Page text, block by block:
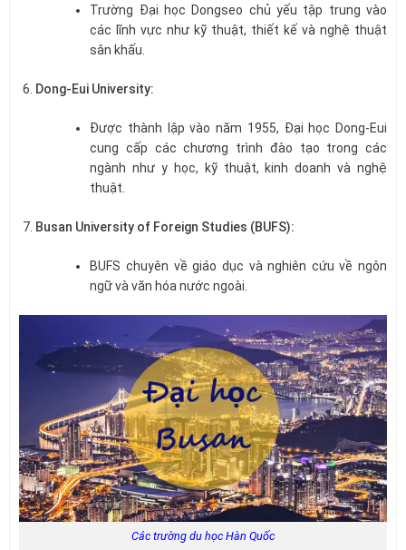
Trường Đại học Dongseo chủ yếu tập trung vào
các lĩnh vực như kỹ thuật, thiết kế và nghệ thuật
sân khấu.
Dong-Eui University:
Được thành lập vào năm 1955, Đại học Dong-Eui
cung cấp các chương trình đào tạo trong các
ngành như y học, kỹ thuật, kinh doanh và nghệ
thuật.
Busan University of Foreign Studies (BUFS):
BUFS chuyên về giáo dục và nghiên cứu về ngôn
ngữ và văn hóa nước ngoài.
Các trường du học Hàn Quốc